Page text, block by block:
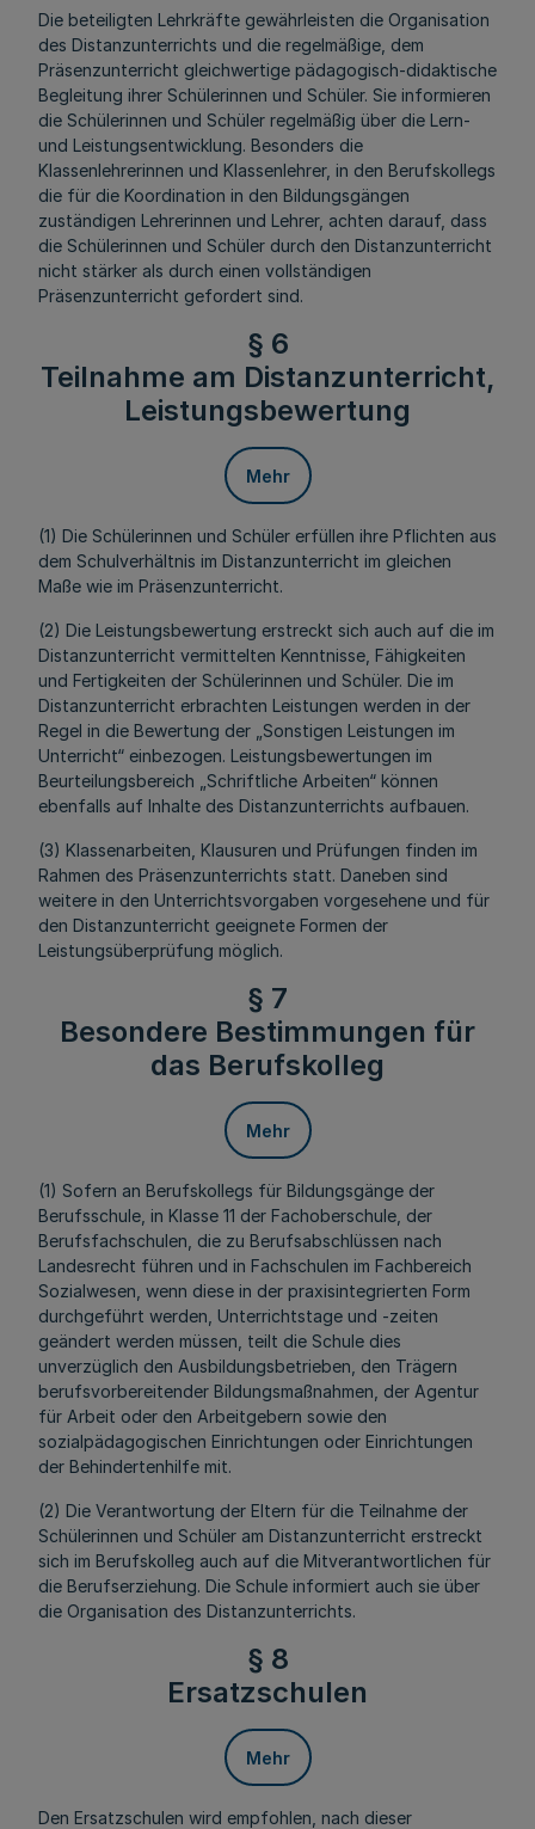
Die beteiligten Lehrkräfte gewährleisten die Organisation
des Distanzunterrichts und die regelmäßige, dem
Präsenzunterricht gleichwertige pädagogisch-didaktische
Begleitung ihrer Schülerinnen und Schüler. Sie informieren
die Schülerinnen und Schüler regelmäßig über die Lern-
und Leistungsentwicklung. Besonders die
Klassenlehrerinnen und Klassenlehrer, in den Berufskollegs
die für die Koordination in den Bildungsgängen
zuständigen Lehrerinnen und Lehrer, achten darauf, dass
die Schülerinnen und Schüler durch den Distanzunterricht
nicht stärker als durch einen vollständigen
Präsenzunterricht gefordert sind.
§ 6
Teilnahme am Distanzunterricht,
Leistungsbewertung
Mehr
(1) Die Schülerinnen und Schüler erfüllen ihre Pflichten aus
dem Schulverhältnis im Distanzunterricht im gleichen
Maße wie im Präsenzunterricht.
(2) Die Leistungsbewertung erstreckt sich auch auf die im
Distanzunterricht vermittelten Kenntnisse, Fähigkeiten
und Fertigkeiten der Schülerinnen und Schüler. Die im
Distanzunterricht erbrachten Leistungen werden in der
Regel in die Bewertung der „Sonstigen Leistungen im
Unterricht“ einbezogen. Leistungsbewertungen im
Beurteilungsbereich „Schriftliche Arbeiten“ können
ebenfalls auf Inhalte des Distanzunterrichts aufbauen.
(3) Klassenarbeiten, Klausuren und Prüfungen finden im
Rahmen des Präsenzunterrichts statt. Daneben sind
weitere in den Unterrichtsvorgaben vorgesehene und für
den Distanzunterricht geeignete Formen der
Leistungsüberprüfung möglich.
§ 7
Besondere Bestimmungen für
das Berufskolleg
Mehr
(1) Sofern an Berufskollegs für Bildungsgänge der
Berufsschule, in Klasse 11 der Fachoberschule, der
Berufsfachschulen, die zu Berufsabschlüssen nach
Landesrecht führen und in Fachschulen im Fachbereich
Sozialwesen, wenn diese in der praxisintegrierten Form
durchgeführt werden, Unterrichtstage und -zeiten
geändert werden müssen, teilt die Schule dies
unverzüglich den Ausbildungsbetrieben, den Trägern
berufsvorbereitender Bildungsmaßnahmen, der Agentur
für Arbeit oder den Arbeitgebern sowie den
sozialpädagogischen Einrichtungen oder Einrichtungen
der Behindertenhilfe mit.
(2) Die Verantwortung der Eltern für die Teilnahme der
Schülerinnen und Schüler am Distanzunterricht erstreckt
sich im Berufskolleg auch auf die Mitverantwortlichen für
die Berufserziehung. Die Schule informiert auch sie über
die Organisation des Distanzunterrichts.
§ 8
Ersatzschulen
Mehr
Den Ersatzschulen wird empfohlen, nach dieser